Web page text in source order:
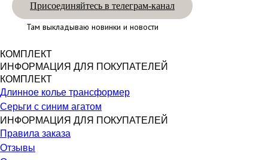
Присоединяйтесь в телеграм-канал
Там выкладываю новинки и новости
КОМПЛЕКТ
ИНФОРМАЦИЯ ДЛЯ ПОКУПАТЕЛЕЙ
КОМПЛЕКТ
Длинное колье трансформер
Серьги с синим агатом
ИНФОРМАЦИЯ ДЛЯ ПОКУПАТЕЛЕЙ
Правила заказа
Отзывы